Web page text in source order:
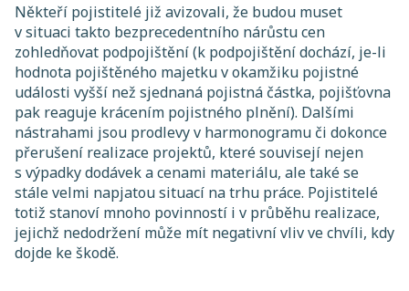
Někteří pojistitelé již avizovali, že budou muset
v situaci takto bezprecedentního nárůstu cen
zohledňovat podpojištění (k podpojištění dochází, je-li
hodnota pojištěného majetku v okamžiku pojistné
události vyšší než sjednaná pojistná částka, pojišťovna
pak reaguje krácením pojistného plnění). Dalšími
nástrahami jsou prodlevy v harmonogramu či dokonce
přerušení realizace projektů, které souvisejí nejen
s výpadky dodávek a cenami materiálu, ale také se
stále velmi napjatou situací na trhu práce. Pojistitelé
totiž stanoví mnoho povinností i v průběhu realizace,
jejichž nedodržení může mít negativní vliv ve chvíli, kdy
dojde ke škodě.